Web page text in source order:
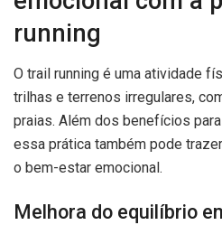
running
O trail running é uma atividade
trilhas e terrenos irregulares,
praias. Além dos benefícios
essa prática também pode
o bem-estar emocional.
Melhora do equilíbrio